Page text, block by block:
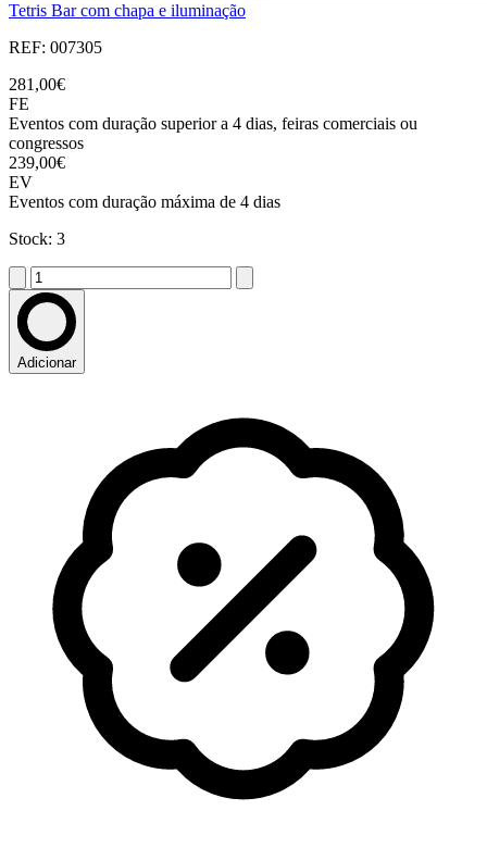
Tetris Bar com chapa e iluminação
REF: 007305
281,00€
FE
Eventos com duração superior a 4 dias, feiras comerciais ou
congressos
239,00€
EV
Eventos com duração máxima de 4 dias
Stock: 3
Adicionar